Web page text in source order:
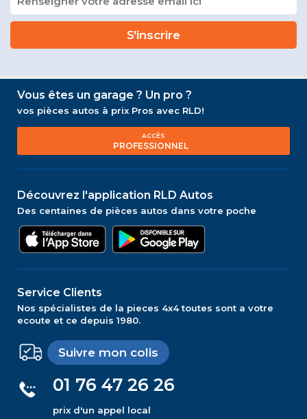
Vous êtes un garage ? Un pro ?
vos pièces autos à prix Pros avec RLD!
ACCÈS
PROFESSIONNEL
Découvrez l'application RLD Autos
Des centaines de pièces autos dans votre poche
Service Clients
Nos spécialistes de la pieces 4x4 toutes sont a votre
ecoute et ce depuis 1980.
Suivre mon colis
01 76 47 26 26
prix d'un appel local